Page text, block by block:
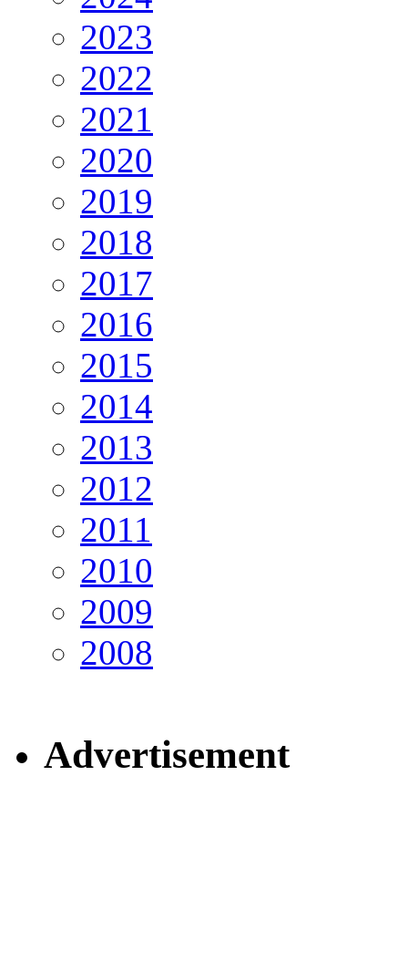
2023
2022
2021
2020
2019
2018
2017
2016
2015
2014
2013
2012
2011
2010
2009
2008
Advertisement